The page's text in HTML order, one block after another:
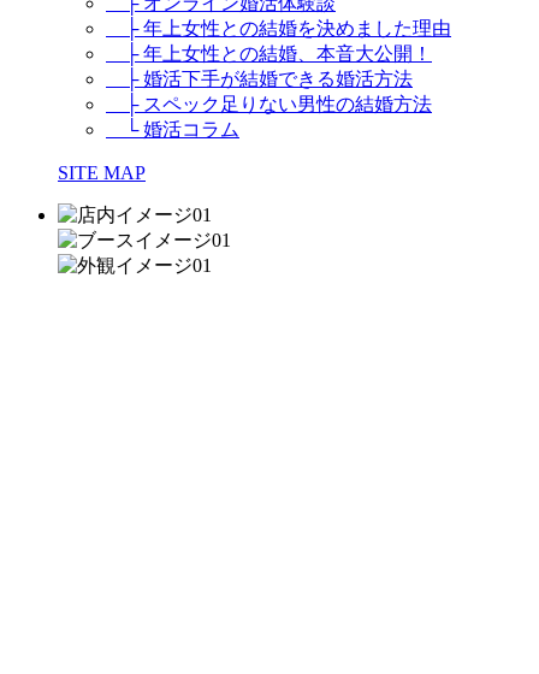
├ 年上女性との結婚を決めました理由
├ 年上女性との結婚、本音大公開！
├ 婚活下手が結婚できる婚活方法
├ スペック足りない男性の結婚方法
└ 婚活コラム
SITE MAP